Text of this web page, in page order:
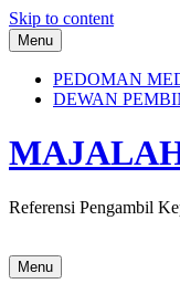
Skip to content
Menu
PEDOMAN
DEWAN
Referensi Pengambil
Menu